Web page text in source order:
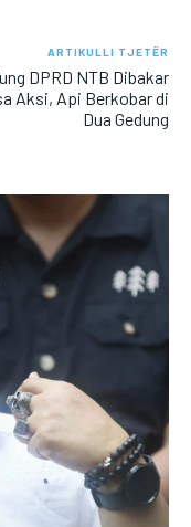
ARTIKULLI TJETËR
DPRD NTB Dibakar
Aksi, Api Berkobar di
Dua Gedung